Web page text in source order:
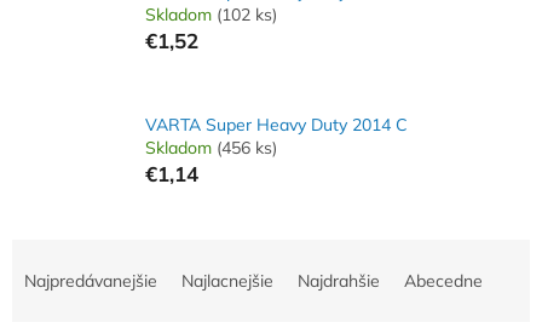
Skladom (102 ks)
€1,52
VARTA Super Heavy Duty 2014 C
Skladom (456 ks)
€1,14
Najpredávanejšie Najlacnejšie Najdrahšie Abecedne